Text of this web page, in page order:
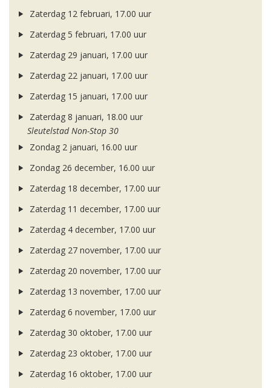
Zaterdag 12 februari, 17.00 uur
Zaterdag 5 februari, 17.00 uur
Zaterdag 29 januari, 17.00 uur
Zaterdag 22 januari, 17.00 uur
Zaterdag 15 januari, 17.00 uur
Zaterdag 8 januari, 18.00 uur
Sleutelstad Non-Stop 30
Zondag 2 januari, 16.00 uur
Zondag 26 december, 16.00 uur
Zaterdag 18 december, 17.00 uur
Zaterdag 11 december, 17.00 uur
Zaterdag 4 december, 17.00 uur
Zaterdag 27 november, 17.00 uur
Zaterdag 20 november, 17.00 uur
Zaterdag 13 november, 17.00 uur
Zaterdag 6 november, 17.00 uur
Zaterdag 30 oktober, 17.00 uur
Zaterdag 23 oktober, 17.00 uur
Zaterdag 16 oktober, 17.00 uur